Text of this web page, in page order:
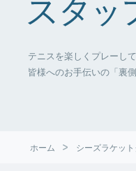
テニスを楽しくプレーし
皆様へのお手伝いの「裏
ホーム シーズラケッ